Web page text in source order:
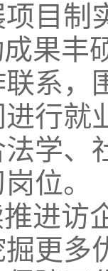
目制
果丰
系，
行就
学、
位。
进访
更多